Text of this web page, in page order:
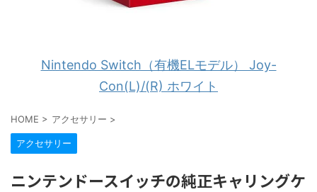
Nintendo Switch（有機ELモデル） Joy-
Con(L)/(R) ホワイト
HOME > アクセサリー >
アクセサリー
ニンテンドースイッチの純正キャリングケ